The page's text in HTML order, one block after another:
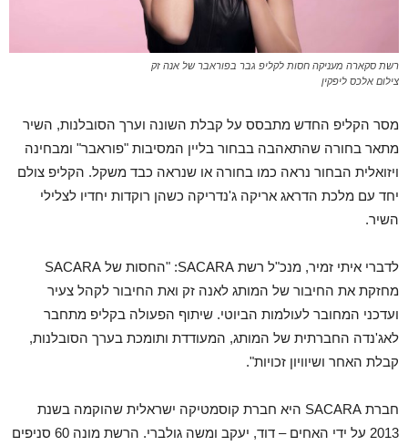
רשת סקארה מעניקה חסות לקליפ גבר בפוראבר של אנה זק
צילום אלכס ליפקין
מסר הקליפ החדש מתבסס על קבלת השונה וערך הסובלנות, השיר
מתאר בחורה שהתאהבה בבחור בליין המסיבות "פוראבר" ומבחינה
ויזואלית הבחור נראה כמו בחורה או שנראה כבד משקל. הקליפ צולם
יחד עם מלכת הדראג אריקה ג'נדריקה כשהן רוקדות יחדיו לצלילי
השיר.
לדברי איתי זמיר, מנכ"ל רשת SACARA: "החסות של SACARA
מחזקת את החיבור של המותג לאנה זק ואת החיבור לקהל צעיר
ועדכני המחובר לעולמות הביוטי. שיתוף הפעולה בקליפ מתחבר
לאג'נדה החברתית של המותג, המעודדת ותומכת בערך הסובלנות,
קבלת האחר ושיוויון זכויות".
חברת SACARA היא חברת קוסמטיקה ישראלית שהוקמה בשנת
2013 על ידי האחים – דוד, יעקב ומשה גולברי. הרשת מונה 60 סניפים